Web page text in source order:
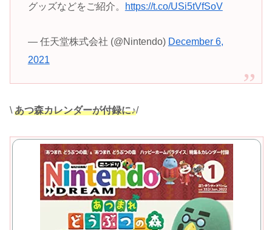
グッズなどをご紹介。
https://t.co/USi5tVfSoV
— 任天堂株式会社 (@Nintendo) December 6,
2021
\ あつ森カレンダーが付録に♪/